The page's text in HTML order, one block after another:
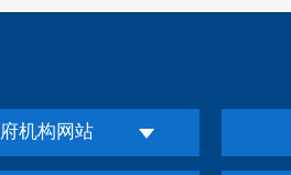
机构网站